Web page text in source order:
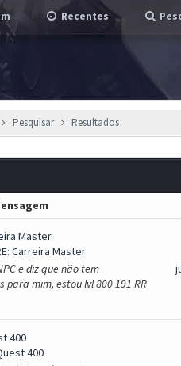
Recentes
Pesquisar Resultados
Master
Carreira Master
e diz que não tem
para mim, estou lvl 800 191 RR
400
400